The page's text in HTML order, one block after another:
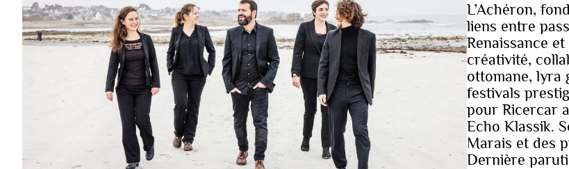
L’Achéron,
liens entre
Renaissance
créativité,
ottomane, lyra
festivals
pour Ricercar
Echo Klassik.
Marais et des
Dernière